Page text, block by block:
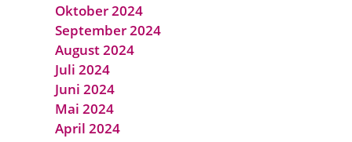
Oktober 2024
September 2024
August 2024
Juli 2024
Juni 2024
Mai 2024
April 2024